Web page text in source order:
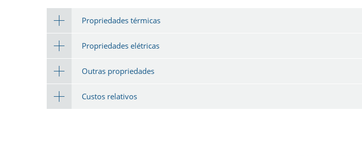
Propriedades térmicas
Propriedades elétricas
Outras propriedades
Custos relativos